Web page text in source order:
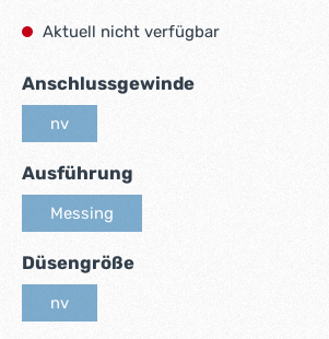
Aktuell nicht verfügbar
Anschlussgewindeauswählen
nv
Ausführung
Messing
(Diese Option ist zurzeit nicht
Düsengrößeauswählen
nv